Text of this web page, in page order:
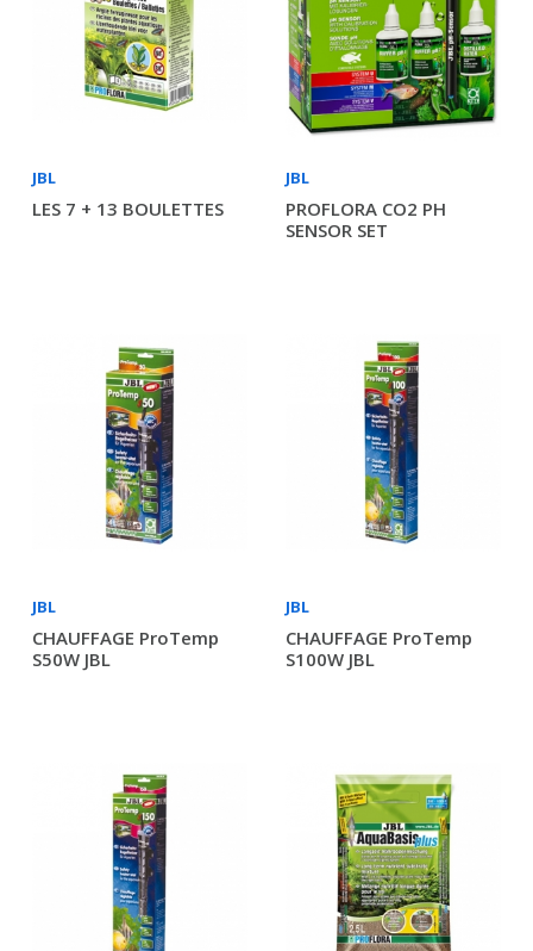
JBL
LES 7 + 13 BOULETTES
JBL
PROFLORA CO2 PH
SENSOR SET
JBL
CHAUFFAGE ProTemp
S50W JBL
JBL
CHAUFFAGE ProTemp
S100W JBL